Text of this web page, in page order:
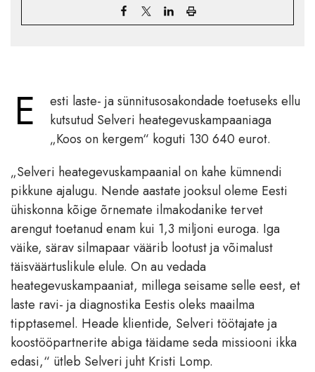
E
esti laste- ja sünnitusosakondade toetuseks ellu
kutsutud Selveri heategevuskampaaniaga
„Koos on kergem“ koguti 130 640 eurot.
„Selveri heategevuskampaanial on kahe kümnendi
pikkune ajalugu. Nende aastate jooksul oleme Eesti
ühiskonna kõige õrnemate ilmakodanike tervet
arengut toetanud enam kui 1,3 miljoni euroga. Iga
väike, särav silmapaar väärib lootust ja võimalust
täisväärtuslikule elule. On au vedada
heategevuskampaaniat, millega seisame selle eest, et
laste ravi- ja diagnostika Eestis oleks maailma
tipptasemel. Heade klientide, Selveri töötajate ja
koostööpartnerite abiga täidame seda missiooni ikka
edasi,“ ütleb Selveri juht Kristi Lomp.